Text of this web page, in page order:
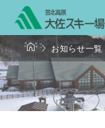
 お知らせ一覧